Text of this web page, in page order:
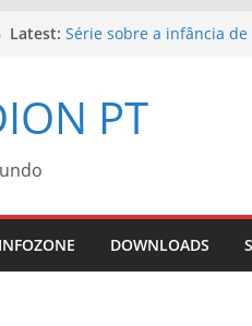
Latest: Série sobre a infância
Céline Dion confirma
“Bonjour, Pardon, Merci”
PT
INFOZONE DOWNLOADS